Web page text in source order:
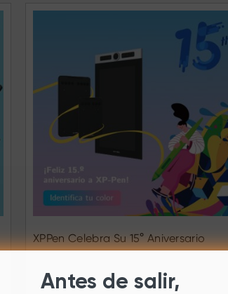
XPPen Celebra Su 15° Aniversario
Antes de salir,